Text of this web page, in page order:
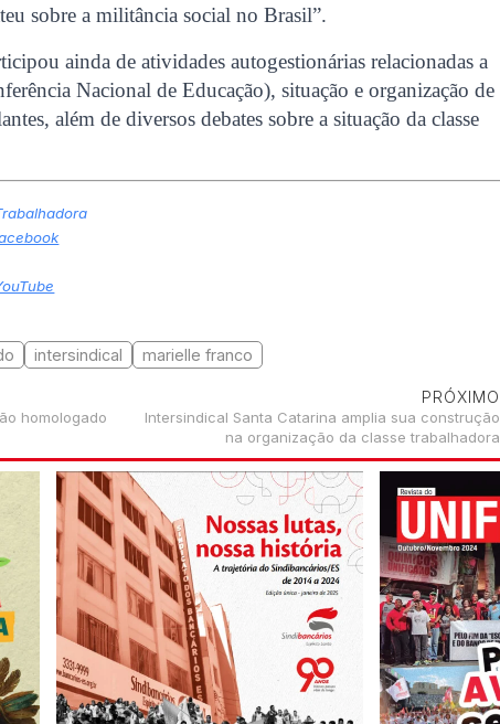
sobre a militância social no Brasil”.
ainda de atividades autogestionárias relacionadas a
Nacional de Educação), situação e organização de
além de diversos debates sobre a situação da classe
intersindical marielle franco
PRÓXIMO
Intersindical Santa Catarina amplia sua construção
na organização da classe trabalhadora
homologado